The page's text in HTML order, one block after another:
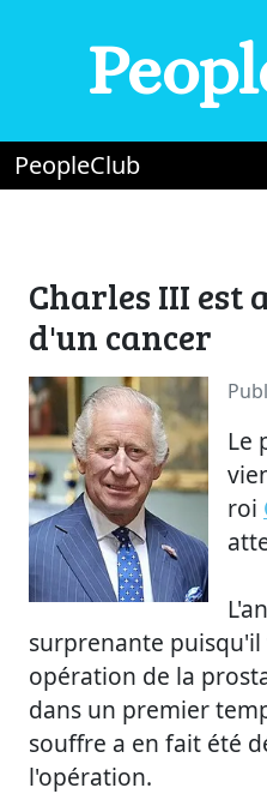
PeopleClub
Charles III est
d'un cancer
Le
roi
surprenante
opération de la
dans un premier
souffre a en fait été
l'opération.